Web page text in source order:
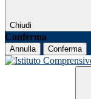
Chiudi
Conferma
Annulla Conferma